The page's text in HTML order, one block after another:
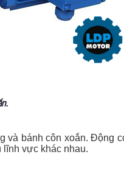
và bánh côn xoắn. Động
lĩnh vực khác nhau.